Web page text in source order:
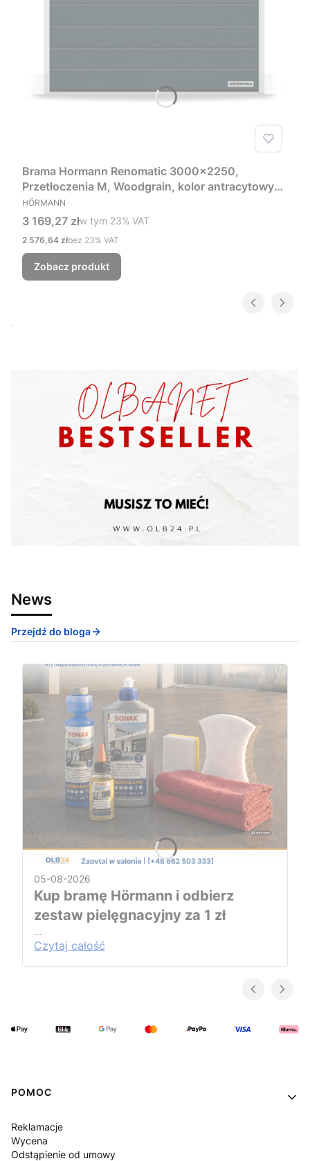
Brama Hormann Renomatic 3000x2250,
Przetłoczenia M, Woodgrain, kolor antracytowy
RAL 7016 + Prowadzenie Z
PRODUCENT
HÖRMANN
Cena brutto
3 169,27 złw tym %s VAT
w tym 23% VAT
Cena netto
2 576,64 złbez 23% VAT
Zobacz produkt
News
Przejdź do bloga
05-08-2026
Kup bramę Hörmann i odbierz
zestaw pielęgnacyjny za 1 zł
…
Czytaj całość
Linki w stopce
POMOC
Reklamacje
Wycena
Odstąpienie od umowy